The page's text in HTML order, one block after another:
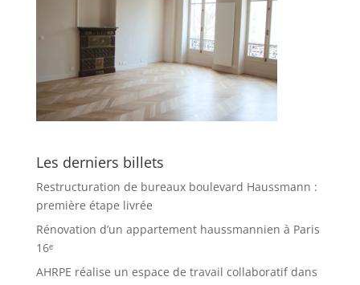
Les derniers billets
Restructuration de bureaux boulevard Haussmann :
première étape livrée
Rénovation d’un appartement haussmannien à Paris
16ᵉ
AHRPE réalise un espace de travail collaboratif dans